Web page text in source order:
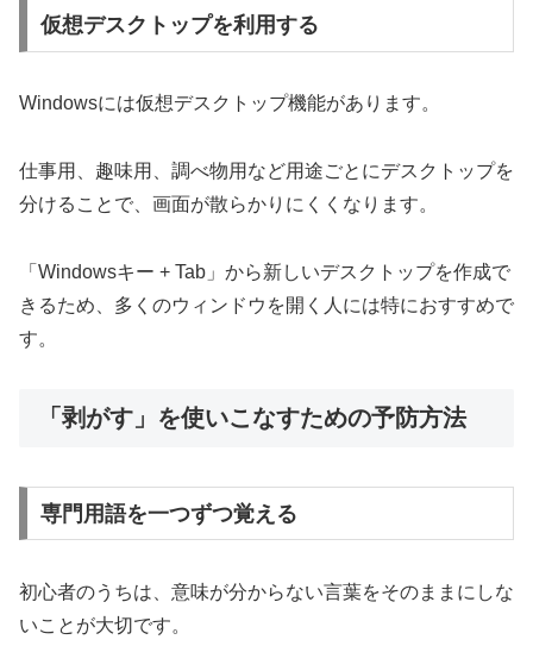
仮想デスクトップを利用する
Windowsには仮想デスクトップ機能があります。
仕事用、趣味用、調べ物用など用途ごとにデスクトップを
分けることで、画面が散らかりにくくなります。
「Windowsキー + Tab」から新しいデスクトップを作成で
きるため、多くのウィンドウを開く人には特におすすめで
す。
「剥がす」を使いこなすための予防方法
専門用語を一つずつ覚える
初心者のうちは、意味が分からない言葉をそのままにしな
いことが大切です。